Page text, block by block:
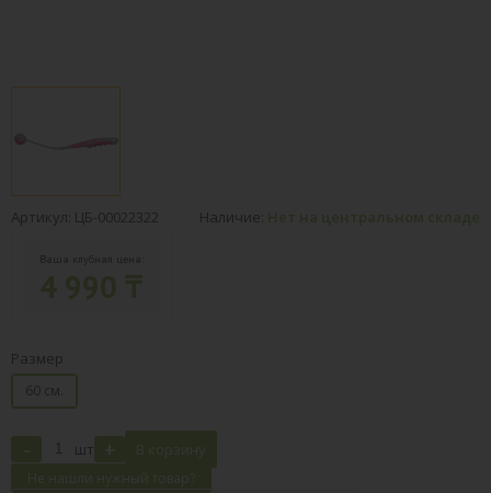
Артикул: ЦБ-00022322 Наличие: Нет на центральном складе
Ваша клубная цена:
Размер
60 см.
- шт + В корзину
Не нашли нужный товар?